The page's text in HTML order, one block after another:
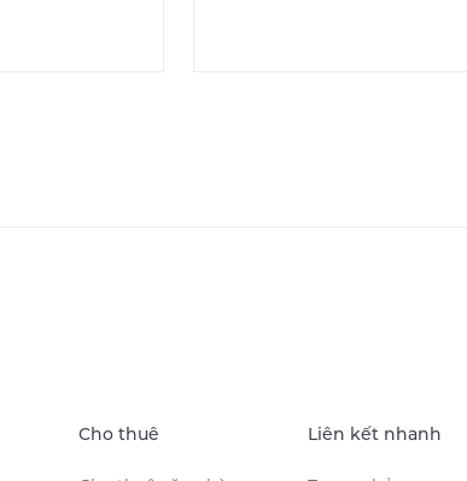
Cho thuê Liên kết nhanh